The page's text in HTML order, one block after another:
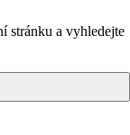
stránku a vyhledejte